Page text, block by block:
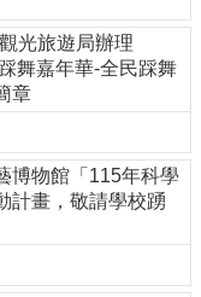
光旅遊局辦理
舞嘉年華-全民踩舞
章
博物館「115年科學
計畫，敬請學校踴